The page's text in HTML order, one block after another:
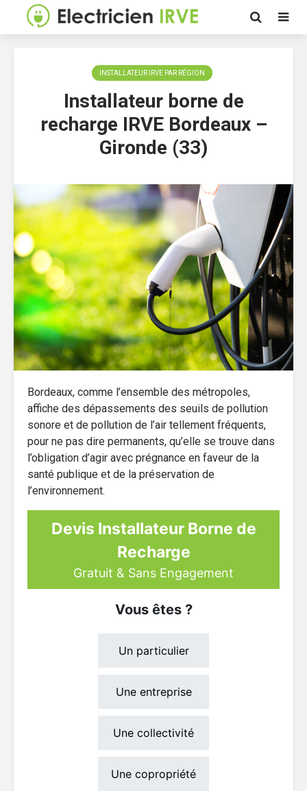
INSTALLATEUR IRVE PAR RÉGION
Installateur borne de
recharge IRVE Bordeaux –
Gironde (33)
Bordeaux, comme l’ensemble des métropoles,
affiche des dépassements des seuils de pollution
sonore et de pollution de l’air tellement fréquents,
pour ne pas dire permanents, qu’elle se trouve dans
l’obligation d’agir avec prégnance en faveur de la
santé publique et de la préservation de
l’environnement.